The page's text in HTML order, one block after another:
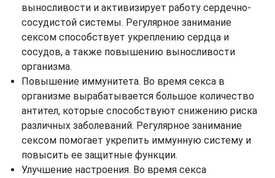
выносливости и активизирует работу сердечно-
сосудистой системы. Регулярное занимание
сексом способствует укреплению сердца и
сосудов, а также повышению выносливости
организма.
Повышение иммунитета. Во время секса в
организме вырабатывается большое количество
антител, которые способствуют снижению риска
различных заболеваний. Регулярное занимание
сексом помогает укрепить иммунную систему и
повысить ее защитные функции.
Улучшение настроения. Во время секса